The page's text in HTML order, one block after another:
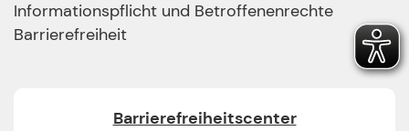
Informationspflicht und Betroffenenrechte
Barrierefreiheit
Barrierefreiheitscenter